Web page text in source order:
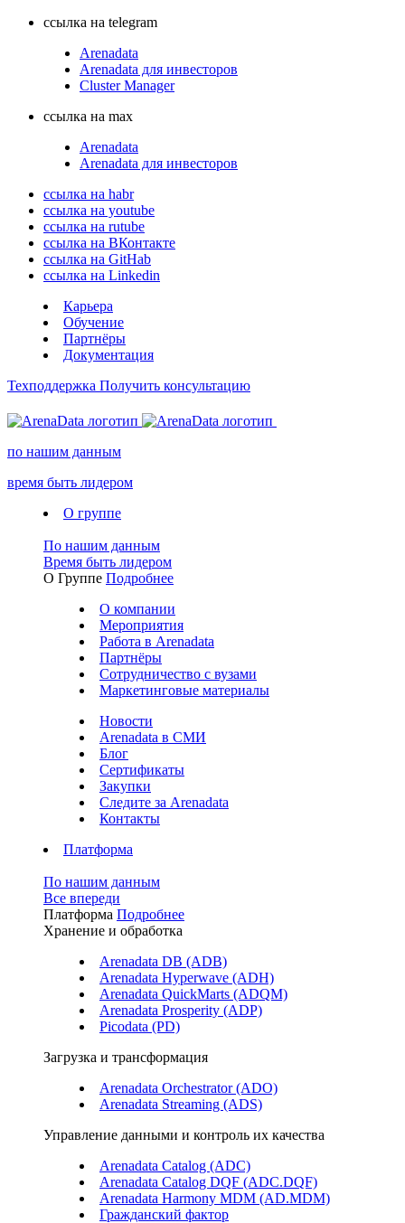
ссылка на telegram
Arenadata
Arenadata для инвесторов
Cluster Manager
ссылка на max
Arenadata
Arenadata для инвесторов
ссылка на habr
ссылка на youtube
ссылка на rutube
ссылка на ВКонтакте
ссылка на GitHab
ссылка на Linkedin
Карьера
Обучение
Партнёры
Документация
Техподдержка Получить консультацию
по нашим данным
время быть лидером
О группе
По нашим данным
Время быть лидером
О Группе Подробнее
О компании
Мероприятия
Работа в Arenadata
Партнёры
Сотрудничество с вузами
Маркетинговые материалы
Новости
Arenadata в СМИ
Блог
Сертификаты
Закупки
Следите за Аrenadata
Контакты
Платформа
По нашим данным
Все впереди
Платформа Подробнее
Хранение и обработка
Arenadata DB (ADB)
Arenadata Hyperwave (ADH)
Arenadata QuickMarts (ADQM)
Arenadata Prosperity (ADP)
Picodata (PD)
Загрузка и трансформация
Arenadata Orchestrator (ADO)
Arenadata Streaming (ADS)
Управление данными и контроль их качества
Arenadata Catalog (ADC)
Arenadata Catalog DQF (ADС.DQF)
Arenadata Harmony MDM (AD.MDM)
Гражданский фактор